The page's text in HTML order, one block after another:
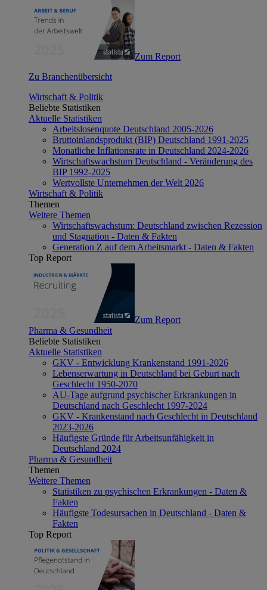
Zum Report
Zu Branchenübersicht
Wirtschaft & Politik
Beliebte Statistiken
Aktuelle Statistiken
Arbeitslosenquote Deutschland 2005-2026
Bruttoinlandsprodukt (BIP) Deutschland 1991-2025
Monatliche Inflationsrate in Deutschland 2024-2026
Wirtschaftswachstum Deutschland - Veränderung des
BIP 1992-2025
Wertvollste Unternehmen der Welt 2026
Wirtschaft & Politik
Themen
Weitere Themen
Wirtschaftswachstum: Deutschland zwischen Rezession
und Stagnation - Daten & Fakten
Generation Z auf dem Arbeitsmarkt - Daten & Fakten
Top Report
Zum Report
Pharma & Gesundheit
Beliebte Statistiken
Aktuelle Statistiken
GKV - Entwicklung Krankenstand 1991-2026
Lebenserwartung in Deutschland bei Geburt nach
Geschlecht 1950-2070
AU-Tage aufgrund psychischer Erkrankungen in
Deutschland nach Geschlecht 1997-2024
GKV - Krankenstand nach Geschlecht in Deutschland
2023-2026
Häufigste Gründe für Arbeitsunfähigkeit in
Deutschland 2024
Pharma & Gesundheit
Themen
Weitere Themen
Statistiken zu psychischen Erkrankungen - Daten &
Fakten
Häufigste Todesursachen in Deutschland - Daten &
Fakten
Top Report